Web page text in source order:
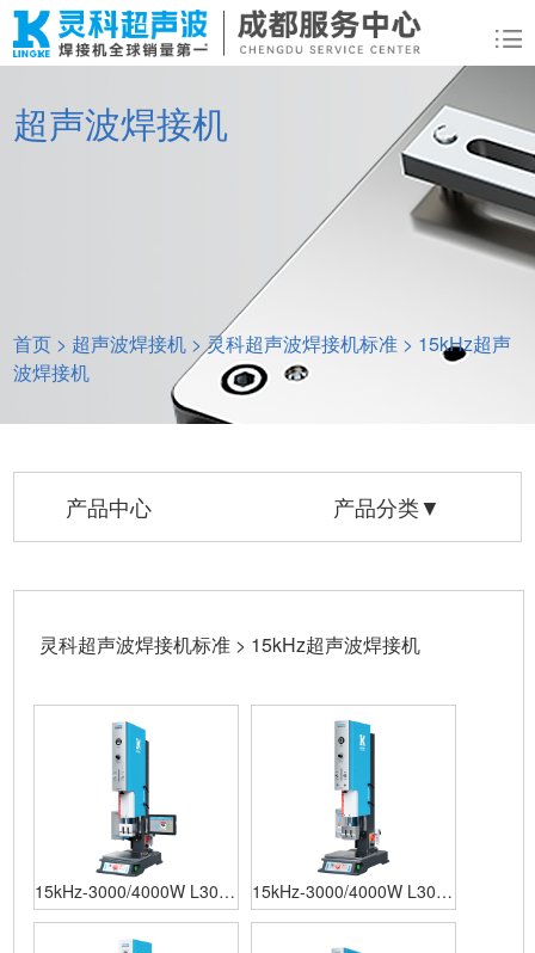
超声波焊接机
首页 > 超声波焊接机 >灵科超声波焊接机标准 > 15kHz超声
波焊接机
产品中心 产品分类▼
灵科超声波焊接机标准 > 15kHz超声波焊接机
15kHz-3000/4000W L3000
Plus 数字 灵科超声波焊接
机
15kHz-3000/4000W L3000
Pro 数字 灵科超声波焊接机